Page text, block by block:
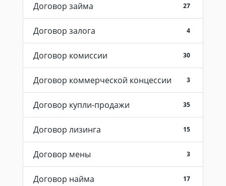
Договор займа 27
Договор залога 4
Договор комиссии 30
Договор коммерческой концессии 3
Договор купли-продажи 35
Договор лизинга 15
Договор мены 3
Договор найма 17